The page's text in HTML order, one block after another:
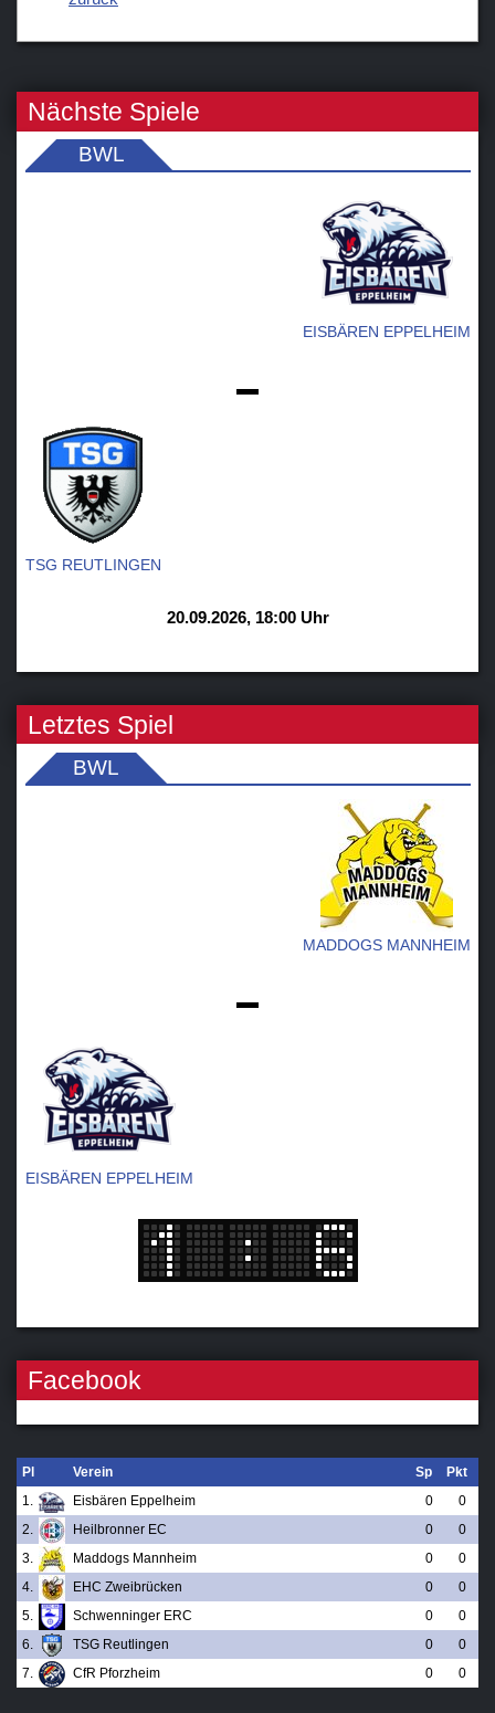
Nächste Spiele
BWL
EISBÄREN EPPELHEIM
TSG REUTLINGEN
20.09.2026, 18:00 Uhr
Letztes Spiel
BWL
MADDOGS MANNHEIM
-
EISBÄREN EPPELHEIM
Facebook
Pl Verein Sp
Pkt
1.
Eisbären Eppelheim 0
0
2.
Heilbronner EC 0
0
3.
Maddogs Mannheim 0
0
4.
EHC Zweibrücken 0
0
5.
Schwenninger ERC 0
0
6.
TSG Reutlingen 0
0
7.
CfR Pforzheim 0 0